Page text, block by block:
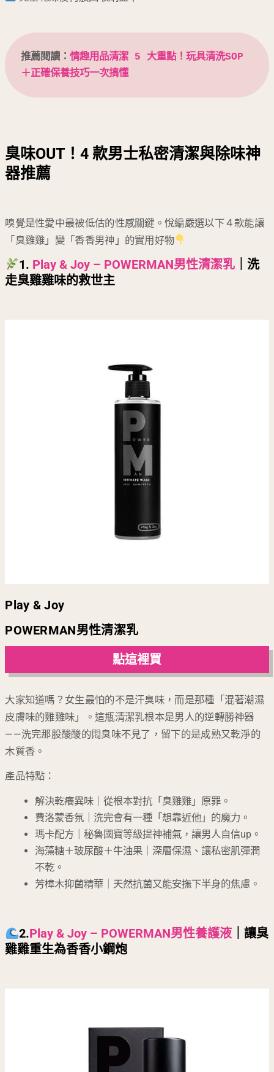
推薦閱讀：情趣用品清潔 5 大重點！玩具清洗SOP
＋正確保養技巧一次搞懂
臭味OUT！4 款男士私密清潔與除味神
器推薦
嗅覺是性愛中最被低估的性感關鍵。悅編嚴選以下４款能讓
「臭雞雞」變「香香男神」的實用好物
1. Play & Joy – POWERMAN男性清潔乳｜洗
走臭雞雞味的救世主
Play & Joy
POWERMAN男性清潔乳
點這裡買
大家知道嗎？女生最怕的不是汗臭味，而是那種「混著潮濕
皮膚味的雞雞味」。這瓶清潔乳根本是男人的逆轉勝神器
——洗完那股酸酸的悶臭味不見了，留下的是成熟又乾淨的
木質香。
產品特點：
解決乾癢異味｜從根本對抗「臭雞雞」原罪。
費洛蒙香氛｜洗完會有一種「想靠近他」的魔力。
瑪卡配方｜秘魯國寶等級提神補氣，讓男人自信up。
海藻糖＋玻尿酸＋牛油果｜深層保濕、讓私密肌彈潤
不乾。
芳樟木抑菌精華｜天然抗菌又能安撫下半身的焦慮。
2.Play & Joy – POWERMAN男性養護液｜讓臭
雞雞重生為香香小鋼炮